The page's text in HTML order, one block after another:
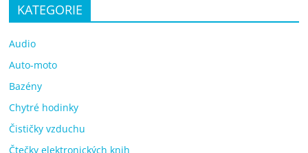
KATEGORIE
Audio
Auto-moto
Bazény
Chytré hodinky
Čističky vzduchu
Čtečky elektronických knih